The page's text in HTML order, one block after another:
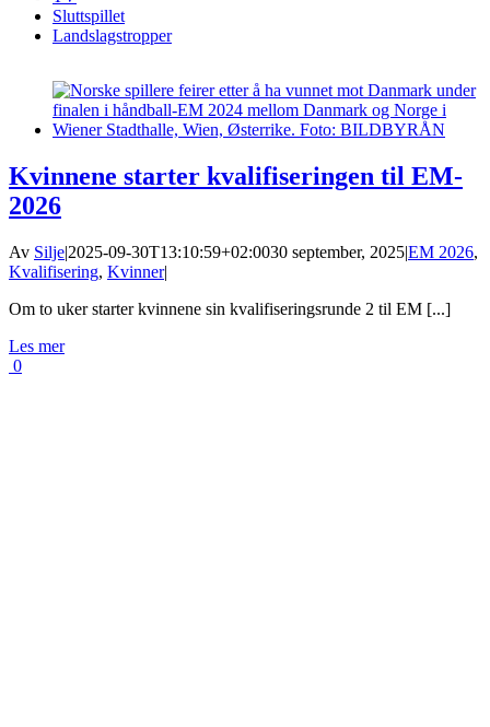
Sluttspillet
Landslagstropper
Kvinnene starter kvalifiseringen til EM-
2026
Av Silje|2025-09-30T13:10:59+02:0030 september, 2025|EM 2026,
Kvalifisering, Kvinner|
Om to uker starter kvinnene sin kvalifiseringsrunde 2 til EM [...]
Les mer
0